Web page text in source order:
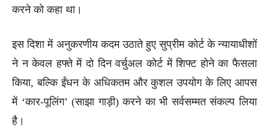
करने को कहा था।
इस दिशा में अनुकरणीय कदम उठाते हुए सुप्रीम कोर्ट के न्यायाधीशों
ने न केवल हफ्ते में दो दिन वर्चुअल कोर्ट में शिफ्ट होने का फैसला
किया, बल्कि ईंधन के अधिकतम और कुशल उपयोग के लिए आपस
में ‘कार-पूलिंग’ (साझा गाड़ी) करने का भी सर्वसम्मत संकल्प लिया
है।